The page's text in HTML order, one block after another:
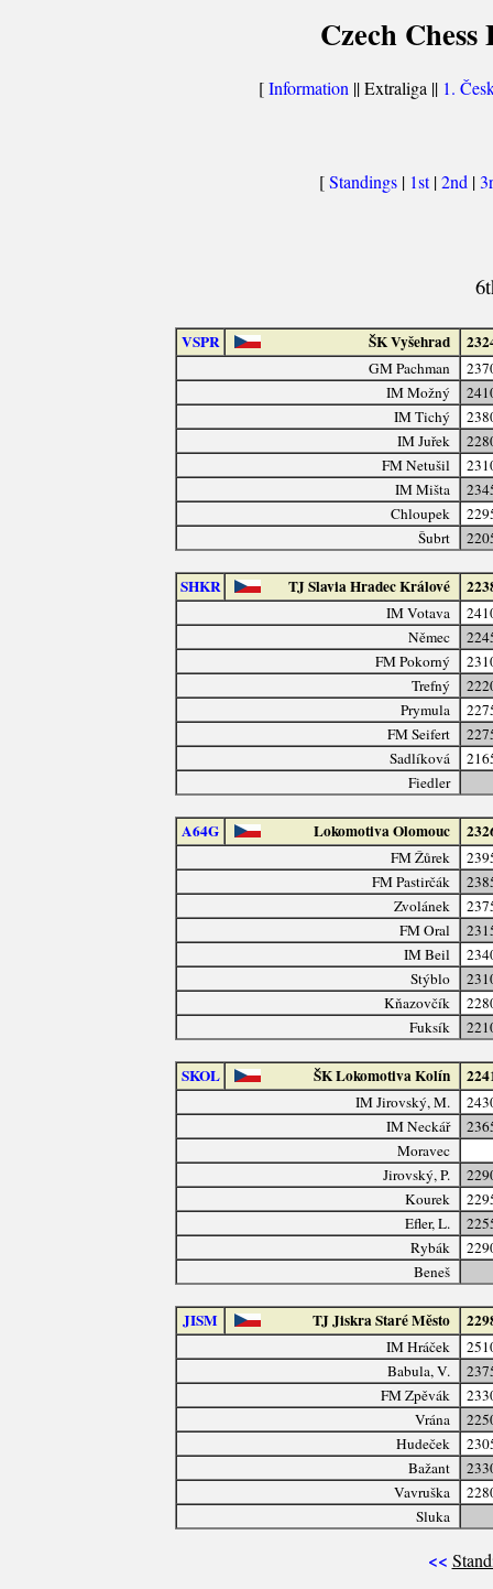
Czech
[Information || Extraliga || 1.
[Standings| 1st|2nd |
VSPR ŠK Vyšehrad
GM Pachman
IM Možný
IM Tichý
IM Juřek
FM Netušil
IM Mišta
Chloupek
Šubrt
SHKR TJ Slavia Hradec Králové
IM Votava
Němec
FM Pokorný
Trefný
Prymula
FM Seifert
Sadlíková
Fiedler
A64G Lokomotiva Olomouc
FM Žůrek
FM Pastirčák
Zvolánek
FM Oral
IM Beil
Stýblo
Kňazovčík
Fuksík
SKOL ŠK Lokomotiva Kolín
IM Jirovský, M.
IM Neckář
Moravec
Jirovský, P.
Kourek
Efler, L.
Rybák
Beneš
JISM TJ Jiskra Staré Město
IM Hráček
Babula, V.
FM Zpěvák
Vrána
Hudeček
Bažant
Vavruška
Sluka
<<